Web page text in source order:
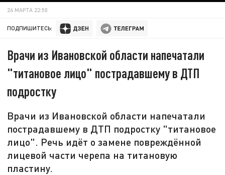
26 МАРТА 22:50
ПОДПИШИТЕСЬ:
Врачи из Ивановской области напечатали
"титановое лицо" пострадавшему в ДТП
подростку
Врачи из Ивановской области напечатали
пострадавшему в ДТП подростку "титановое
лицо". Речь идёт о замене повреждённой
лицевой части черепа на титановую
пластину.